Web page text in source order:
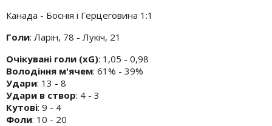
Канада - Боснія і Герцеговина 1:1
Голи: Ларін, 78 - Лукіч, 21
Очікувані голи (xG): 1,05 - 0,98
Володіння м'ячем: 61% - 39%
Удари: 13 - 8
Удари в створ: 4 - 3
Кутові: 9 - 4
Фоли: 10 - 20